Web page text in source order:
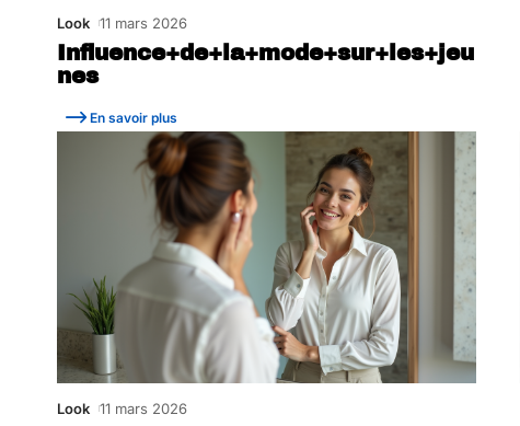
Influence+de+la+mode+sur+les+jeu
nes
Look 11 mars 2026
En savoir plus
Look 11 mars 2026